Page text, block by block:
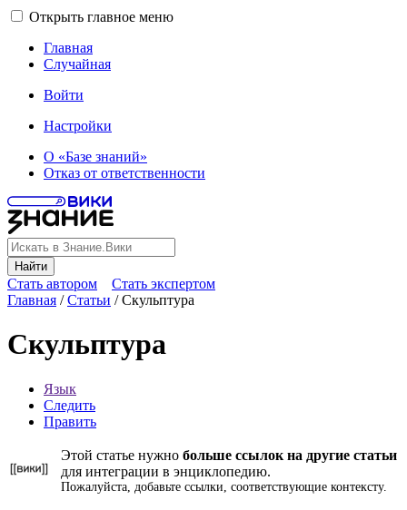
Открыть главное меню
Главная
Случайная
Войти
Настройки
О «Базе знаний»
Отказ от ответственности
Найти
Стать автором
Стать экспертом
Главная /Статьи /Скульптура
Скульптура
Язык
Следить
Править
Этой статье нужно больше ссылок на другие статьи
для интеграции в энциклопедию.
Пожалуйста, добавьте ссылки, соответствующие контексту.